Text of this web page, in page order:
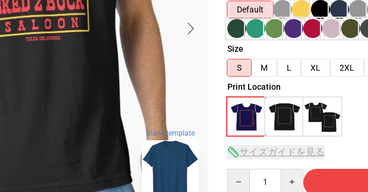
blank template
Default
Size
S
M L XL 2XL
Print Location
サイズガイドを見る